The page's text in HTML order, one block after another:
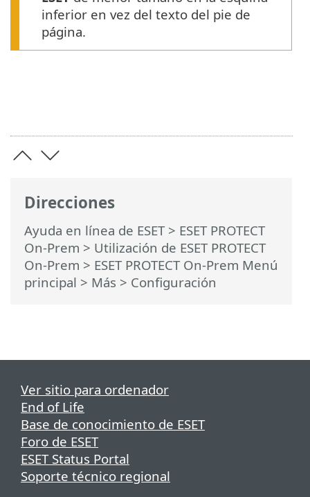
Direcciones
Ayuda en línea de ESET> ESET PROTECT
On-Prem > Utilización de ESET PROTECT
On-Prem > ESET PROTECT On-Prem Menú
principal > Más > Configuración
inferior en vez del texto del pie de
página.
Ver sitio para ordenador
End of Life
Base de conocimiento de ESET
Foro de ESET
ESET Status Portal
Soporte técnico regional